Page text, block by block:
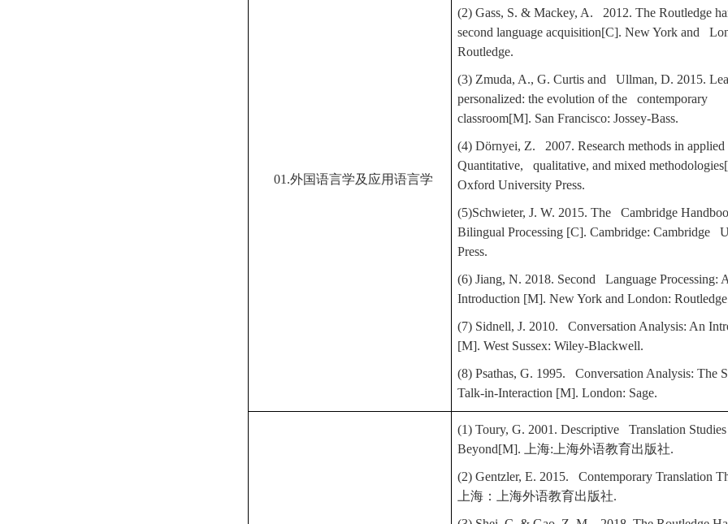
01.外国语言学及应用语言学
(2) Gass, S. & Mackey, A. 2012. The Routledge
second language acquisition[C]. New York and
Routledge.
(3) Zmuda, A., G. Curtis and Ullman, D. 2015.
personalized: the evolution of the contemporary
classroom[M]. San Francisco: Jossey-Bass.
(4) Dörnyei, Z. 2007. Research methods in applied
Quantitative, qualitative, and mixed
Oxford University Press.
(5)Schwieter, J. W. 2015. The Cambridge
Bilingual Processing [C]. Cambridge: Cambridge
Press.
(6) Jiang, N. 2018. Second Language Processing:
Introduction [M]. New York and London:
(7) Sidnell, J. 2010. Conversation Analysis: An
[M]. West Sussex: Wiley-Blackwell.
(8) Psathas, G. 1995. Conversation Analysis: The
Talk-in-Interaction [M]. London: Sage.
(1) Toury, G. 2001. Descriptive Translation Studies
Beyond[M].
上海: 上海外语教育出版社.
(2) Gentzler, E. 2015. Contemporary Translation
上海：上海外语教育出版社.